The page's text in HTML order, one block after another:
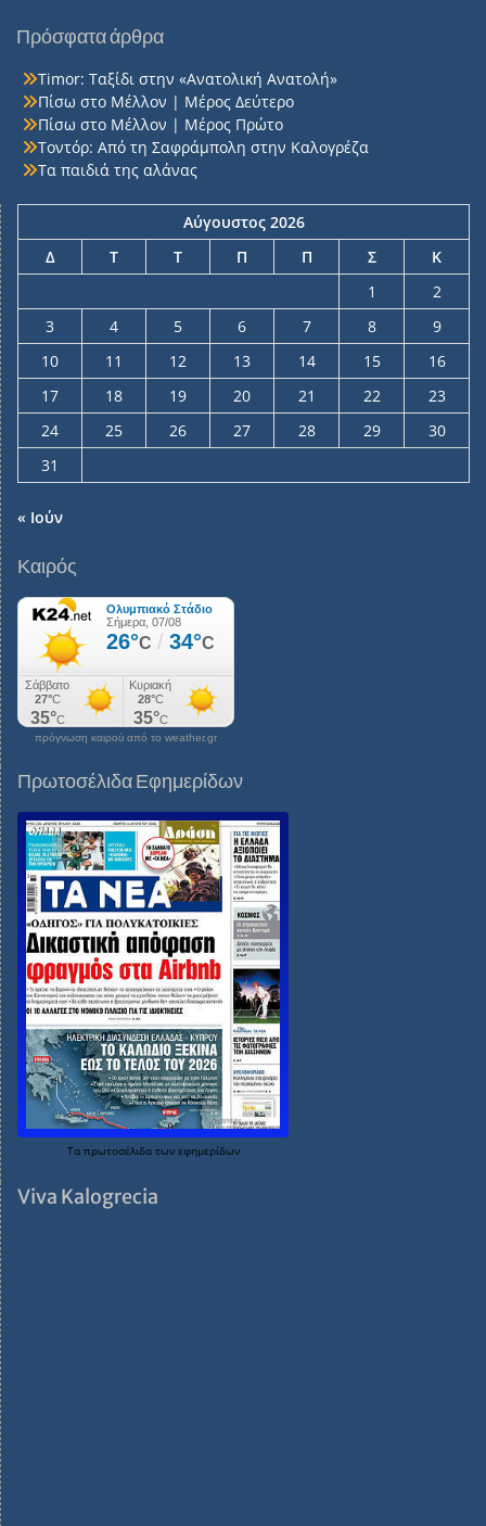
Πρόσφατα άρθρα
Timor: Ταξίδι στην «Ανατολική Ανατολή»
Πίσω στο Μέλλον | Μέρος Δεύτερο
Πίσω στο Μέλλον | Μέρος Πρώτο
Τοντόρ: Από τη Σαφράμπολη στην Καλογρέζα
Τα παιδιά της αλάνας
Αύγουστος 2026
Δ
Τ Τ Π Π Σ
Κ
1
2
3
4 5 6 7 8
9
10
11 12 13 14 15
16
17
18 19 20 21 22
23
24
25 26 27 28 29
30
31
« Ιούν
Καιρός
πρόγνωση καιρού από το weather.gr
Πρωτοσέλιδα Εφημερίδων
Τα πρωτοσέλιδα των εφημερίδων
Viva Kalogrecia